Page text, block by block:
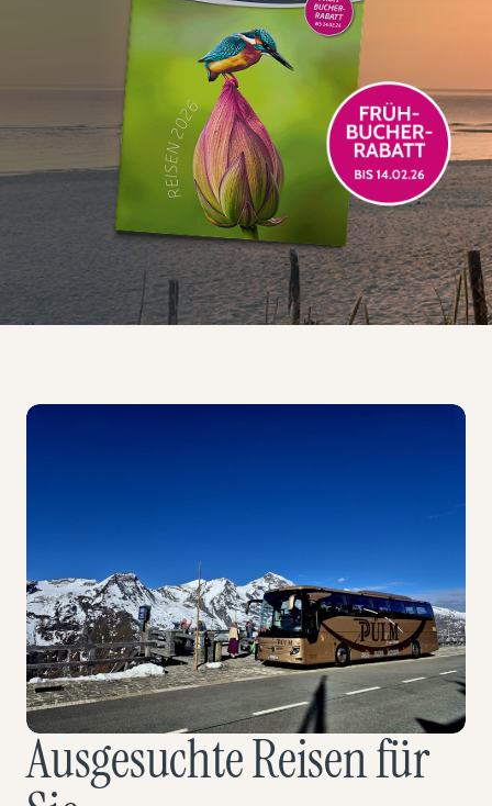
Ausgesuchte Reisen für